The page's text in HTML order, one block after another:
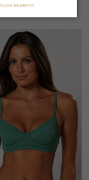
para lançamentos.
de 6